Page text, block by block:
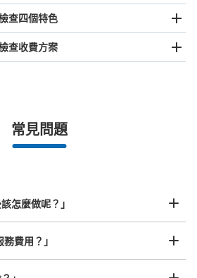
事先用手機預約
指定的日期和時間
查四個特色
有1,000家以上合作店鋪
查收費方案
滿45cm的行李（小型背包、手提包、手提行李
/日
常見問題
怎麼做呢？」
費用？」